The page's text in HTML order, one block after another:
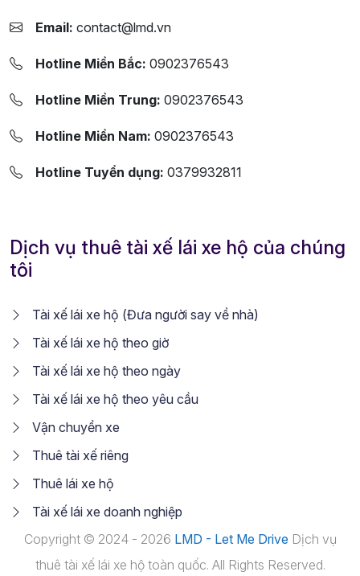
Email: contact@lmd.vn
Hotline Miền Bắc: 0902376543
Hotline Miền Trung: 0902376543
Hotline Miền Nam: 0902376543
Hotline Tuyển dụng: 0379932811
Dịch vụ thuê tài xế lái xe hộ của chúng
tôi
Tài xế lái xe hộ (Đưa người say về nhà)
Tài xế lái xe hộ theo giờ
Tài xế lái xe hộ theo ngày
Tài xế lái xe hộ theo yêu cầu
Vận chuyển xe
Thuê tài xế riêng
Thuê lái xe hộ
Tài xế lái xe doanh nghiệp
Copyright © 2024 - 2026 LMD - Let Me Drive Dịch vụ
thuê tài xế lái xe hộ toàn quốc. All Rights Reserved.